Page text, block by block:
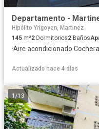
Departamento -
Hipólito Yrigoyen, Martínez
145 m²2 Dormitorios2 Baños
·Aire acondicionado·Cochera
Actualizado hace 4 días
1 /13